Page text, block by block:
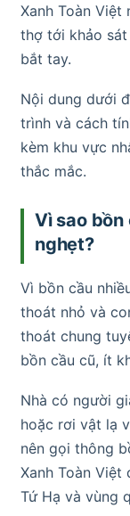
Xanh Toàn Việt
thợ tới khảo
bắt tay.
Nội dung dưới
trình và cách
kèm khu vực
thắc mắc.
Vì sao bồn
nghẹt?
Vì bồn cầu
thoát nhỏ và
thoát chung
bồn cầu cũ, ít
Nhà có người
hoặc rơi vật lạ
nên gọi thông
Xanh Toàn
Tứ Hạ và vùng